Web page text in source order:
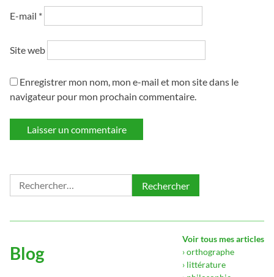
E-mail *
Site web
Enregistrer mon nom, mon e-mail et mon site dans le
navigateur pour mon prochain commentaire.
Rechercher :
Blog
Voir tous mes articles
› orthographe
› littérature